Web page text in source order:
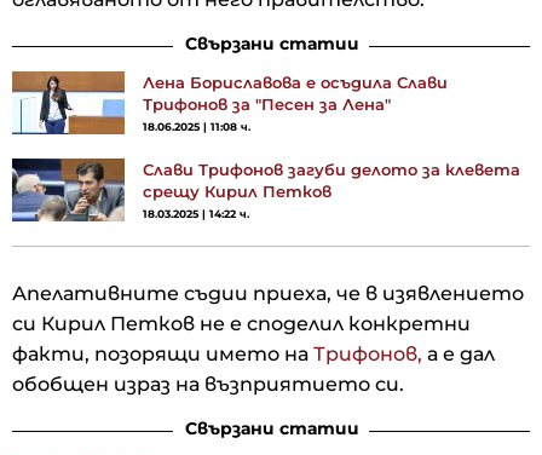
Свързани статии
Лена Бориславова е осъдила Слави
Трифонов за "Песен за Лена"
18.06.2025 | 11:08 ч.
Слави Трифонов загуби делото за клевета
срещу Кирил Петков
18.03.2025 | 14:22 ч.
Апелативните съдии приеха, че в изявлението
си Кирил Петков не е споделил конкретни
факти, позорящи името на Трифонов, а е дал
обобщен израз на възприятието си.
Свързани статии